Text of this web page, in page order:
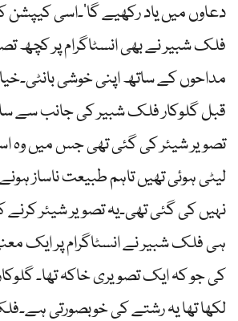
دعاوں میں یاد رکھیے گا’۔اسی کیپشن
فلک شبیر نے بھی انسٹاگرام پر کچھ
مداحوں کے ساتھ اپنی خوشی
قبل گلوکار فلک شبیر کی جانب سے
تصویر شیئر کی گئی تھی جس میں وہ
لیٹی ہوئی تھیں تاہم طبیعت ناساز
نہیں کی گئی تھی۔یہ تصویر شیئر
ہی فلک شبیر نے انسٹاگرام پر ایک
کی جو کہ ایک تصویری خاکہ تھا۔
لکھا تھا یہ رشتے کی خوبصورتی